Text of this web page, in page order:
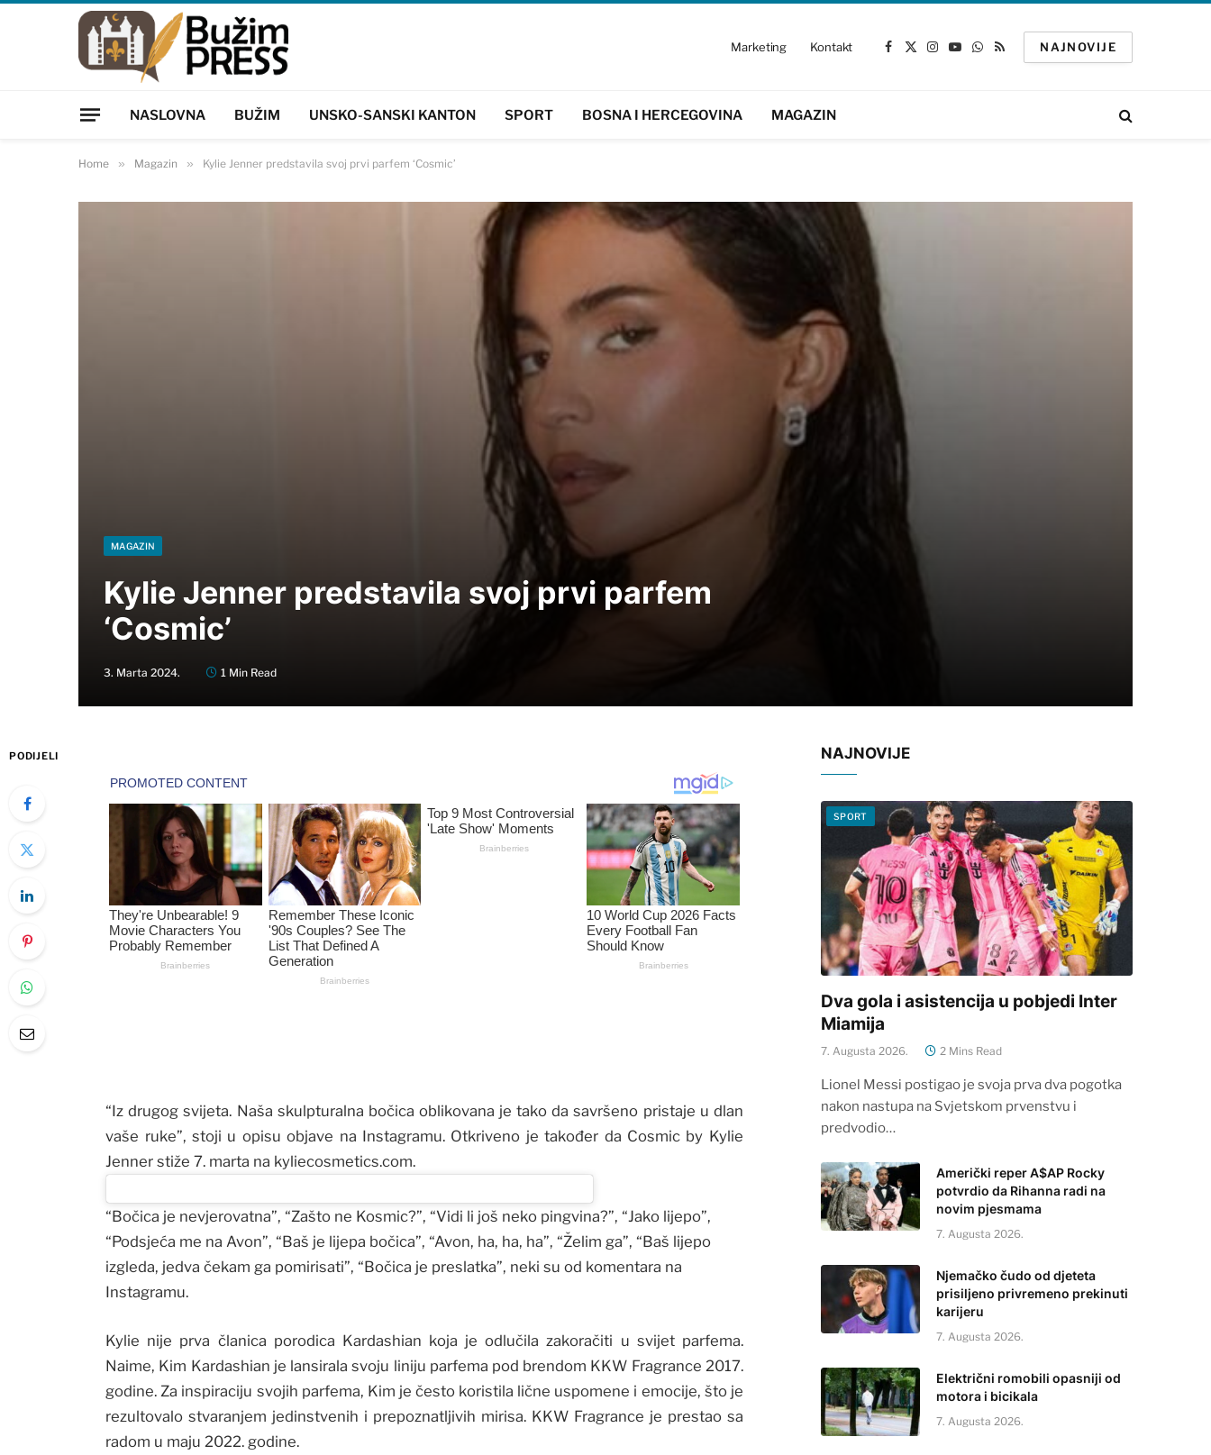
Marketing Kontakt
Facebook
X
Instagram
YouTube
WhatsApp
RSS
NAJNOVIJE
NASLOVNA BUŽIM UNSKO-SANSKI KANTON SPORT BOSNA I HERCEGOVINA MAGAZIN
Home » Magazin » Kylie Jenner predstavila svoj prvi parfem ‘Cosmic’
MAGAZIN
Kylie Jenner predstavila svoj prvi parfem
‘Cosmic’
3. Marta 2024. 1 Min Read
PODIJELI
“Iz drugog svijeta. Naša skulpturalna bočica oblikovana je tako da savršeno pristaje u dlan
vaše ruke”, stoji u opisu objave na Instagramu. Otkriveno je također da Cosmic by Kylie
Jenner stiže 7. marta na kyliecosmetics.com.
“Bočica je nevjerovatna”, “Zašto ne Kosmic?”, “Vidi li još neko pingvina?”, “Jako lijepo”,
“Podsjeća me na Avon”, “Baš je lijepa bočica”, “Avon, ha, ha, ha”, “Želim ga”, “Baš lijepo
izgleda, jedva čekam ga pomirisati”, “Bočica je preslatka”, neki su od komentara na
Instagramu.
Kylie nije prva članica porodica Kardashian koja je odlučila zakoračiti u svijet parfema.
Naime, Kim Kardashian je lansirala svoju liniju parfema pod brendom KKW Fragrance 2017.
godine. Za inspiraciju svojih parfema, Kim je često koristila lične uspomene i emocije, što je
rezultovalo stvaranjem jedinstvenih i prepoznatljivih mirisa. KKW Fragrance je prestao sa
radom u maju 2022. godine.
NAJNOVIJE
SPORT
Dva gola i asistencija u pobjedi Inter
Miamija
7. Augusta 2026. 2 Mins Read
Lionel Messi postigao je svoja prva dva pogotka
nakon nastupa na Svjetskom prvenstvu i
predvodio…
Američki reper A$AP Rocky
potvrdio da Rihanna radi na
novim pjesmama
7. Augusta 2026.
Njemačko čudo od djeteta
prisiljeno privremeno prekinuti
karijeru
7. Augusta 2026.
Električni romobili opasniji od
motora i bicikala
7. Augusta 2026.